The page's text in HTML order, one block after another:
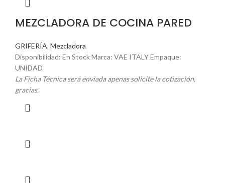
MEZCLADORA DE COCINA PARED
GRIFERÍA, Mezcladora
Disponibilidad: En Stock Marca: VAE ITALY Empaque:
UNIDAD
La Ficha Técnica será enviada apenas solicite la cotización,
gracias.